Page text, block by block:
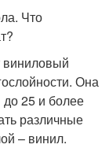
виниловый
Она
до 25 и более
различные
– винил.